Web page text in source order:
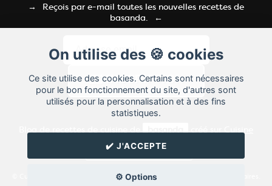
On utilise des 🍪 cookies
Ce site utilise des cookies. Certains sont nécessaires
pour le bon fonctionnement du site, d'autres sont
utilisés pour la personnalisation et à des fins
statistiques.
✔️ J'ACCEPTE
⚙️ Options
Reçois par e-mail toutes les nouvelles recettes de
basanda.
RSS ⁄Réglage des cookies
✉️ Contacter basanda
© Cuisine.land : La plateforme de blog spécialisée dans les blogs culinaires.